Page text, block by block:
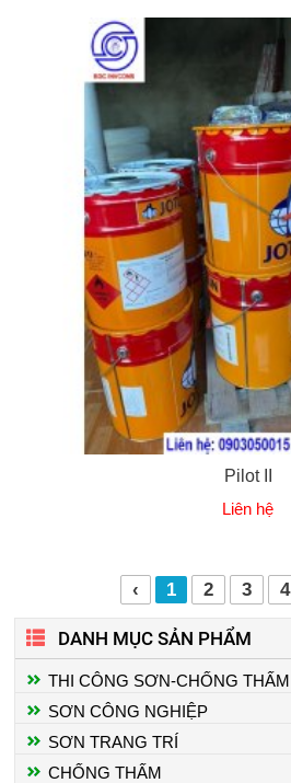
Pilot II
Liên hệ
‹ 1 2 3 4
DANH MỤC SẢN PHẨM
THI CÔNG SƠN-CHỐNG THẤM
SƠN CÔNG NGHIỆP
SƠN TRANG TRÍ
CHỐNG THẤM